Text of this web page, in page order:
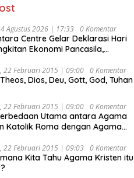
4 Agustus 2026 | 17:33 0 Komentar
Centre Gelar Deklarasi Hari
Ekonomi Pancasila,
Anti Penjajahan
Ekonomi Politik Indonesia) &
Perekonomian Nasional dan
Sosial dalam Menata
Menuju Indonesia Emas 2045”,
22 Februari 2015 | 09:00 0 Komentar
Dios, Deu, Gott, God, Tuhan
22 Februari 2015 | 09:00 0 Komentar
Utama antara Agama
Katolik Roma dengan Agama
22 Februari 2015 | 09:03 0 Komentar
Kita Tahu Agama Kristen itu